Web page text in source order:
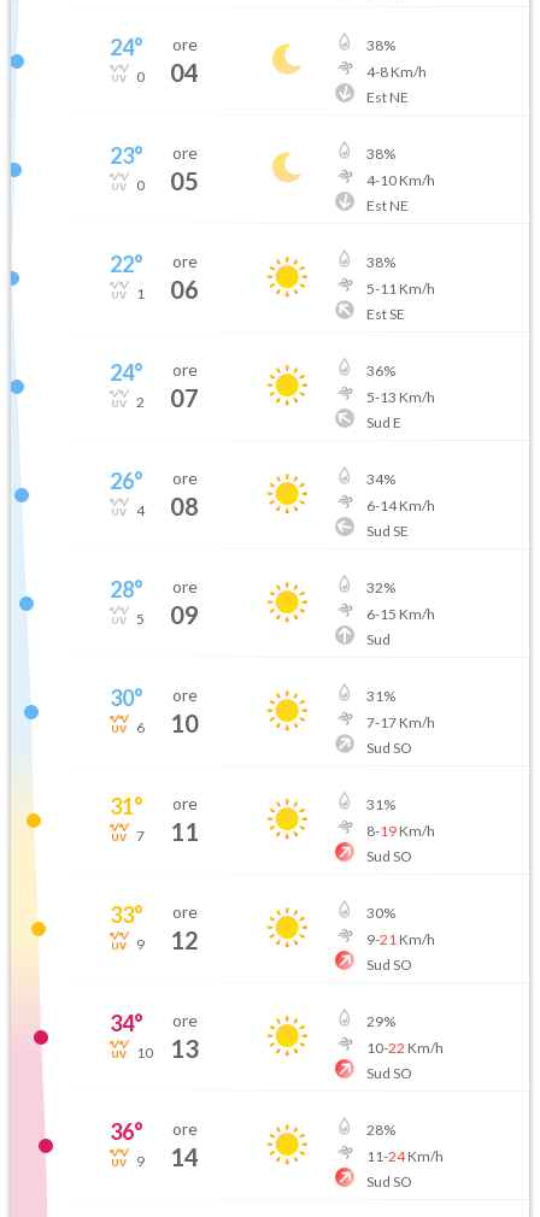
24°
0
ore
04
38%
4-8Km/h
Est NE
23°
0
ore
05
38%
4-10Km/h
Est NE
22°
1
ore
06
38%
5-11 Km/h
Est SE
24°
2
ore
07
36%
5-13 Km/h
Sud E
26°
4
ore
08
34%
6-14Km/h
Sud SE
28°
5
ore
09
32%
6-15 Km/h
Sud
30°
6
ore
10
31%
7-17Km/h
Sud SO
31°
7
ore
11
31%
8-19Km/h
Sud SO
33°
9
ore
12
30%
9-21 Km/h
Sud SO
34°
10
ore
13
29%
10-22 Km/h
Sud SO
36°
9
ore
14
28%
11-24Km/h
Sud SO